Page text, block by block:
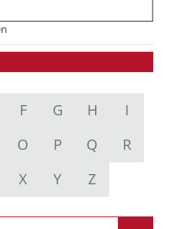
F G H
I
O P Q
R
X Y Z